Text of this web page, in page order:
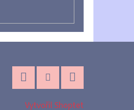
Vytvořil Shoptet